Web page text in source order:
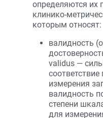
определяются их
клинико-
которым относят:
валидность
validus —
измерения
валидность
степени
для